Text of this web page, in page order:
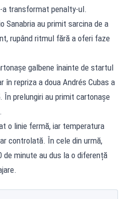
transformat penalty-ul.
Sanabria au primit sarcina de a
rupând ritmul fără a oferi faze
galbene înainte de startul
în repriza a doua Andrés Cubas a
prelungiri au primit cartonașe
o linie fermă, iar temperatura
controlată. În cele din urmă,
de minute au dus la o diferență